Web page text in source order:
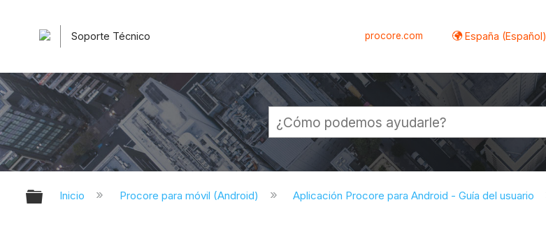
Soporte Técnico procore.com España (Español)
Expandir/contraer jerarquía global
Inicio Procore para móvil (Android) Aplicación Procore para Android - Guía del usuario